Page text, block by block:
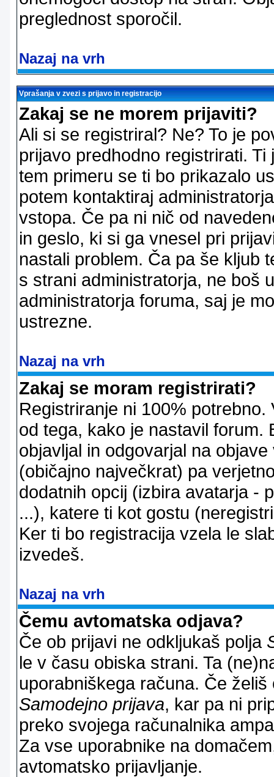
preglednost sporočil.
Nazaj na vrh
Vprašanja v zvezi s prijavo in registracijo
Zakaj se ne morem prijaviti?
Ali si se registriral? Ne? To je
prijavo predhodno registrirati.
tem primeru se ti bo prikazalo
potem kontaktiraj
vstopa. Če pa ni nič od
in geslo, ki si ga vnesel pri
nastali problem. Ča pa še kljub
s strani administratorja, ne boš
administratorja foruma, saj je
ustrezne.
Nazaj na vrh
Zakaj se moram registrirati?
Registriranje ni 100%
od tega, kako je nastavil forum.
objavljal in odgovarjal na
(običajno največkrat) pa
dodatnih opcij (izbira avatarja -
...), katere ti kot gostu
Ker ti bo registracija vzela le
izvedeš.
Nazaj na vrh
Čemu avtomatska odjava?
Če ob prijavi ne odkljukaš polja
le v času obiska strani. Ta
uporabniškega računa. Če
Samodejno prijava, kar pa ni
preko svojega računalnika
Za vse uporabnike na
avtomatsko prijavljanje.